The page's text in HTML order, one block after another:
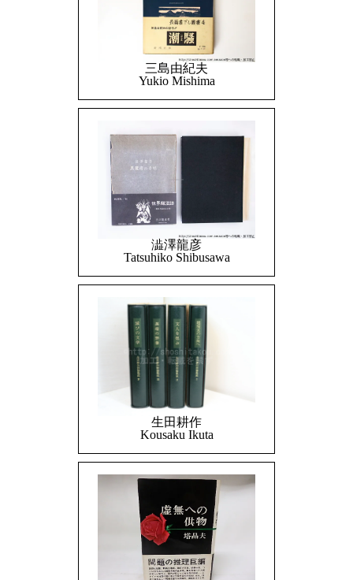
三島由紀夫
Yukio Mishima
澁澤龍彦
Tatsuhiko Shibusawa
生田耕作
Kousaku Ikuta